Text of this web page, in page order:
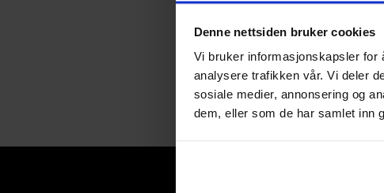
Denne nettsiden bruker cookies
Vi bruker informasjonskapsler for
analysere trafikken vår. Vi deler
sosiale medier, annonsering og
dem, eller som de har samlet inn